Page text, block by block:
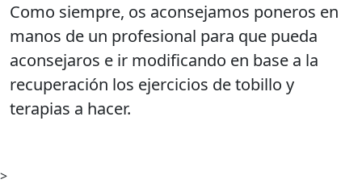
Como siempre, os aconsejamos poneros en
manos de un profesional para que pueda
aconsejaros e ir modificando en base a la
recuperación los ejercicios de tobillo y
terapias a hacer.
>